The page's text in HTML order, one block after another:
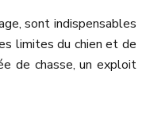
sont indispensables
limites du chien et de
de chasse, un exploit